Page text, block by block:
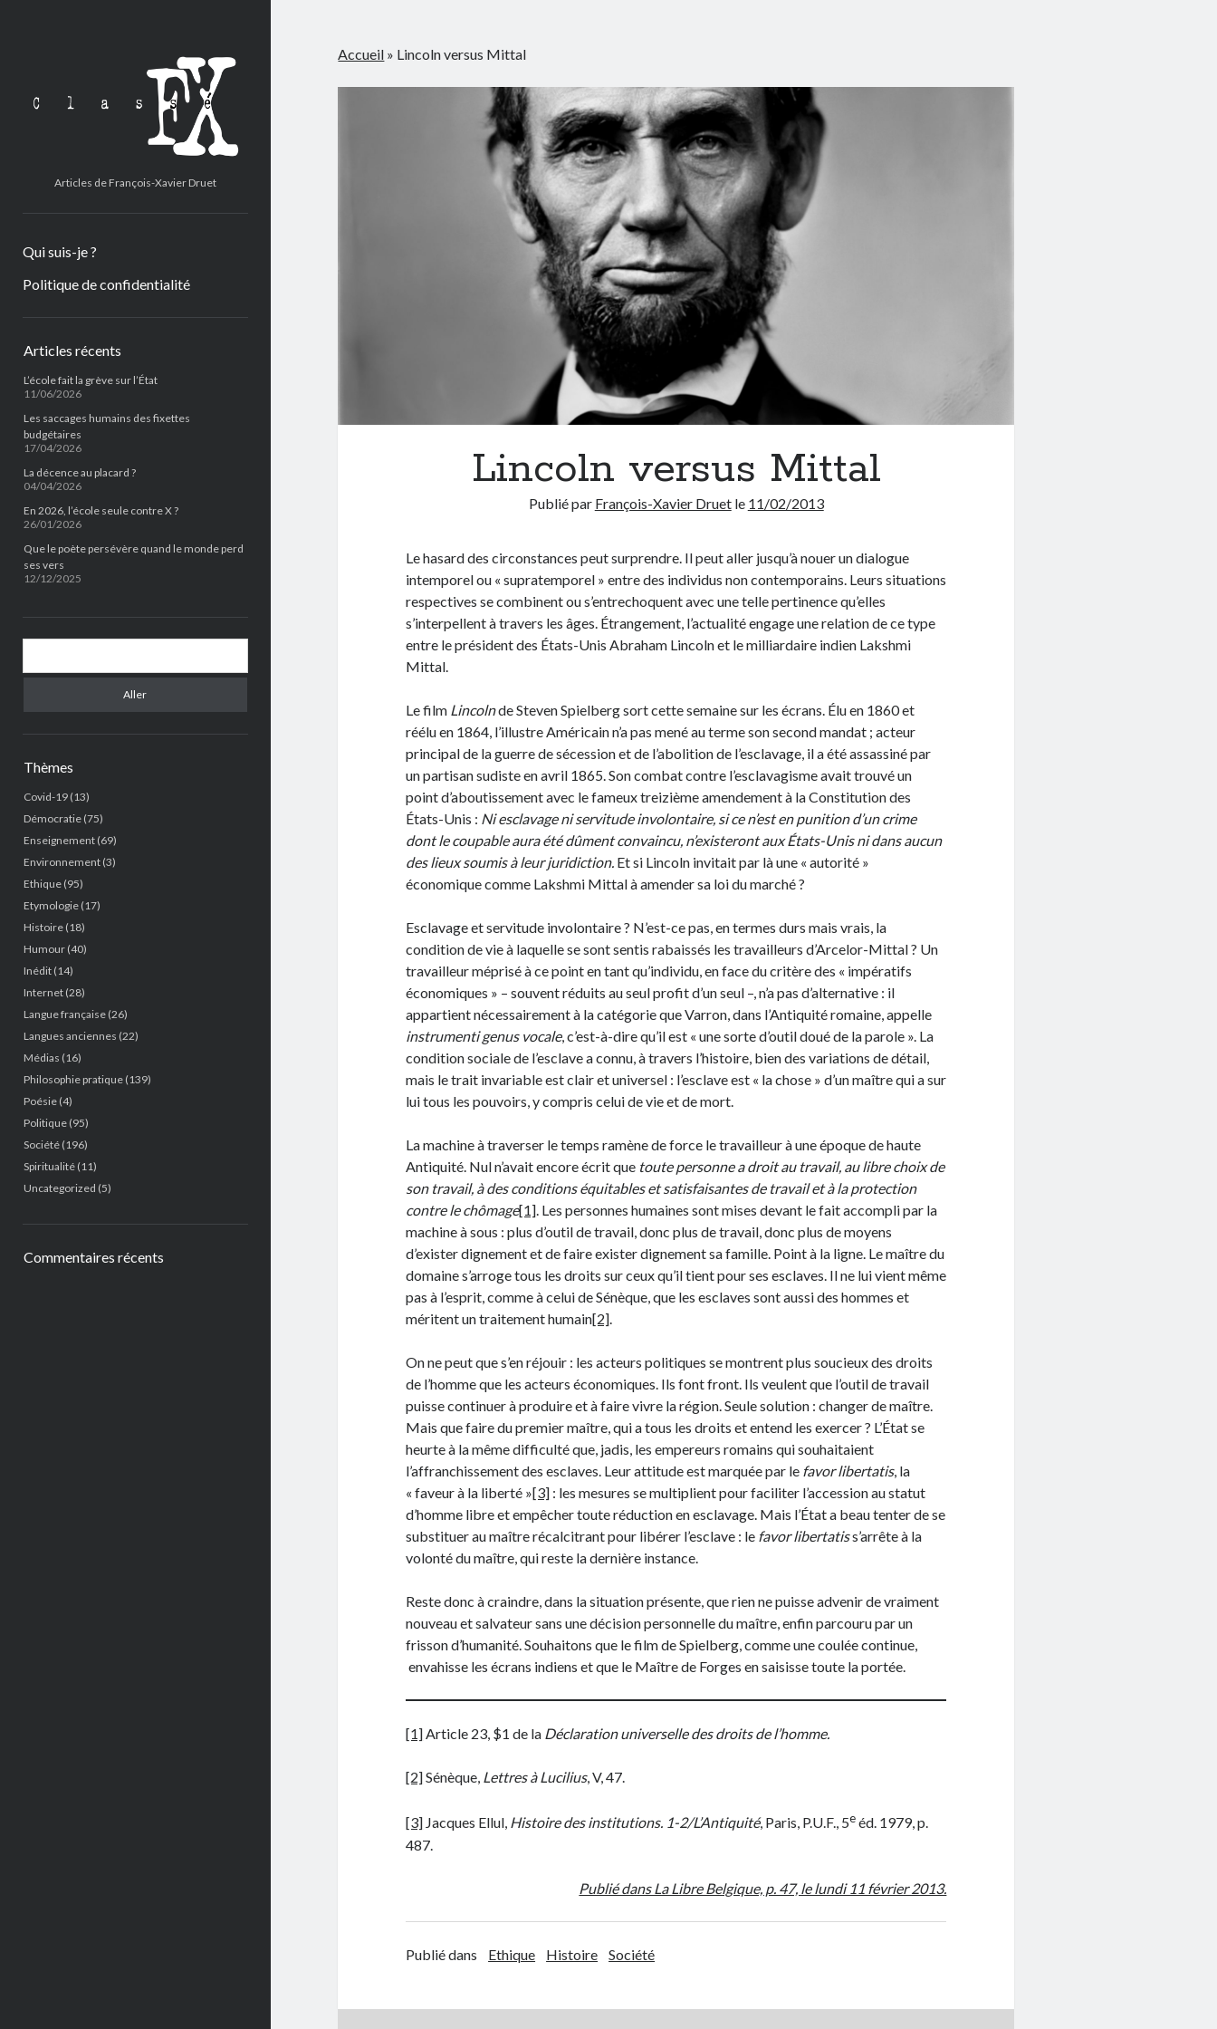
Articles de François-Xavier Druet
Qui suis-je ?
Politique de confidentialité
latérale
Articles récents
L’école fait la grève sur l’État
11/06/2026
Les saccages humains des fixettes
budgétaires
17/04/2026
La décence au placard ?
04/04/2026
En 2026, l’école seule contre X ?
26/01/2026
Que le poète persévère quand le monde perd
ses vers
12/12/2025
Thèmes
Covid-19(13)
Démocratie(75)
Enseignement(69)
Environnement(3)
Ethique(95)
Etymologie(17)
Histoire(18)
Humour(40)
Inédit(14)
Internet(28)
Langue française(26)
Langues anciennes (22)
Médias (16)
Philosophie pratique(139)
Poésie(4)
Politique(95)
Société(196)
Spiritualité(11)
Uncategorized (5)
Commentaires récents
Accueil » Lincoln versus Mittal
Lincoln versus Mittal
Publié par François-Xavier Druetle 11/02/2013
Le hasard des circonstances peut surprendre. Il peut aller jusqu’à nouer un dialogue
intemporel ou « supratemporel » entre des individus non contemporains. Leurs situations
respectives se combinent ou s’entrechoquent avec une telle pertinence qu’elles
s’interpellent à travers les âges. Étrangement, l’actualité engage une relation de ce type
entre le président des États-Unis Abraham Lincoln et le milliardaire indien Lakshmi
Mittal.
Le film Lincolnde Steven Spielberg sort cette semaine sur les écrans. Élu en 1860 et
réélu en 1864, l’illustre Américain n’a pas mené au terme son second mandat ; acteur
principal de la guerre de sécession et de l’abolition de l’esclavage, il a été assassiné par
un partisan sudiste en avril 1865. Son combat contre l’esclavagisme avait trouvé un
point d’aboutissement avec le fameux treizième amendement à la Constitution des
États-Unis : Ni esclavage ni servitude involontaire, si ce n’est en punition d’un crime
dont le coupable aura été dûment convaincu, n’existeront aux États-Unis ni dans aucun
des lieux soumis à leur juridiction. Et si Lincoln invitait par là une « autorité »
économique comme Lakshmi Mittal à amender sa loi du marché ?
Esclavage et servitude involontaire ? N’est-ce pas, en termes durs mais vrais, la
condition de vie à laquelle se sont sentis rabaissés les travailleurs d’Arcelor-Mittal ? Un
travailleur méprisé à ce point en tant qu’individu, en face du critère des « impératifs
économiques » – souvent réduits au seul profit d’un seul –, n’a pas d’alternative : il
appartient nécessairement à la catégorie que Varron, dans l’Antiquité romaine, appelle
instrumenti genus vocale, c’est-à-dire qu’il est « une sorte d’outil doué de la parole ». La
condition sociale de l’esclave a connu, à travers l’histoire, bien des variations de détail,
mais le trait invariable est clair et universel : l’esclave est « la chose » d’un maître qui a sur
lui tous les pouvoirs, y compris celui de vie et de mort.
La machine à traverser le temps ramène de force le travailleur à une époque de haute
Antiquité. Nul n’avait encore écrit que toute personne a droit au travail, au libre choix de
son travail, à des conditions équitables et satisfaisantes de travail et à la protection
contre le chômage[1]. Les personnes humaines sont mises devant le fait accompli par la
machine à sous : plus d’outil de travail, donc plus de travail, donc plus de moyens
d’exister dignement et de faire exister dignement sa famille. Point à la ligne. Le maître du
domaine s’arroge tous les droits sur ceux qu’il tient pour ses esclaves. Il ne lui vient même
pas à l’esprit, comme à celui de Sénèque, que les esclaves sont aussi des hommes et
méritent un traitement humain[2].
On ne peut que s’en réjouir : les acteurs politiques se montrent plus soucieux des droits
de l’homme que les acteurs économiques. Ils font front. Ils veulent que l’outil de travail
puisse continuer à produire et à faire vivre la région. Seule solution : changer de maître.
Mais que faire du premier maître, qui a tous les droits et entend les exercer ? L’État se
heurte à la même difficulté que, jadis, les empereurs romains qui souhaitaient
l’affranchissement des esclaves. Leur attitude est marquée par le favor libertatis, la
« faveur à la liberté »[3] : les mesures se multiplient pour faciliter l’accession au statut
d’homme libre et empêcher toute réduction en esclavage. Mais l’État a beau tenter de se
substituer au maître récalcitrant pour libérer l’esclave : le favor libertatiss’arrête à la
volonté du maître, qui reste la dernière instance.
Reste donc à craindre, dans la situation présente, que rien ne puisse advenir de vraiment
nouveau et salvateur sans une décision personnelle du maître, enfin parcouru par un
frisson d’humanité. Souhaitons que le film de Spielberg, comme une coulée continue,
envahisse les écrans indiens et que le Maître de Forges en saisisse toute la portée.
[1]Article 23, $1 de la Déclaration universelle des droits de l’homme.
[2]Sénèque, Lettres à Lucilius, V, 47.
[3] Jacques Ellul, Histoire des institutions. 1-2/L’Antiquité, Paris, P.U.F., 5eéd. 1979, p.
487.
Publié dans La Libre Belgique, p. 47, le lundi 11 février 2013.
Publié dans Ethique Histoire Société